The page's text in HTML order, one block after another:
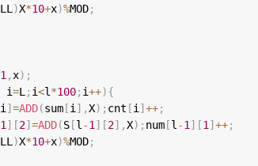
LL )X*10+x)%MOD;
1 , x) ;
i=L ; i<l *100; i++){
i ]=ADD(sum [i ] ,X) ; cnt [i ]++;
1 ] [2]=ADD(S [l -1 ] [2] ,X) ; num [l -1 ] [1 ]++;
LL )X*10+x)%MOD;